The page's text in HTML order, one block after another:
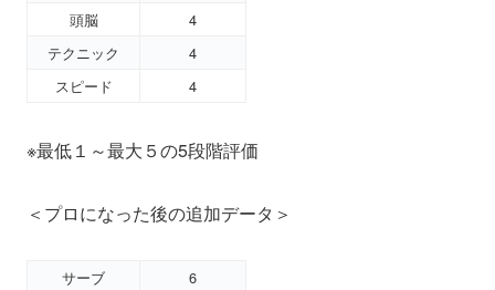
頭脳
4
テクニック
4
スピード
4
※最低１～最大５の5段階評価
＜プロになった後の追加データ＞
サーブ
6